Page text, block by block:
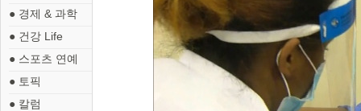
● 경제 & 과학
● 건강 Life
● 스포츠 연예
● 토픽
● 칼럼